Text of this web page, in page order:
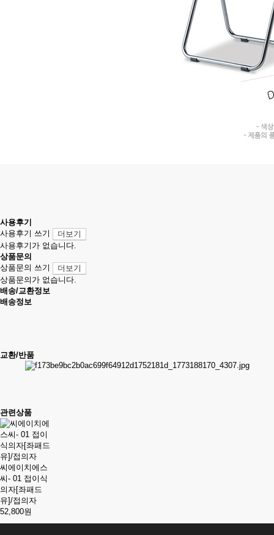
사용후기
사용후기 쓰기
더보기
사용후기가 없습니다.
상품문의
상품문의 쓰기
더보기
상품문의가 없습니다.
배송/교환정보
배송정보
교환/반품
관련상품
씨에이치에스
씨- 01 접이식
의자[좌패드
유]/접의자
52,800원